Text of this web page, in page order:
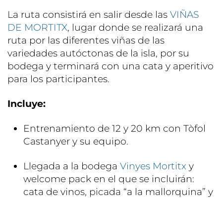
La ruta consistirá en salir desde las VIÑAS
DE MORTITX, lugar donde se realizará una
ruta por las diferentes viñas de las
variedades autóctonas de la isla, por su
bodega y terminará con una cata y aperitivo
para los participantes.
Incluye:
Entrenamiento de 12 y 20 km con Tòfol
Castanyer y su equipo.
Llegada a la bodega Vinyes Mortitx y
welcome pack en el que se incluirán:
cata de vinos, picada “a la mallorquina” y